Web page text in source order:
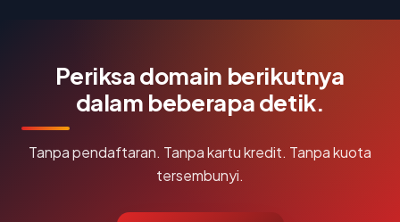
Periksa domain berikutnya
dalam beberapa detik.
Tanpa pendaftaran. Tanpa kartu kredit. Tanpa kuota
tersembunyi.